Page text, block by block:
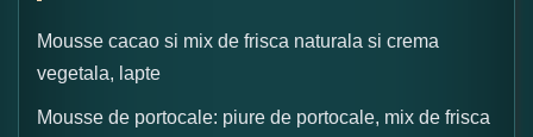
Mousse cacao si mix de frisca naturala si crema
vegetala, lapte
Mousse de portocale: piure de portocale, mix de frisca